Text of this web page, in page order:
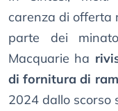
carenza di offerta
parte dei
Macquarie ha
di fornitura di
2024 dallo scorso